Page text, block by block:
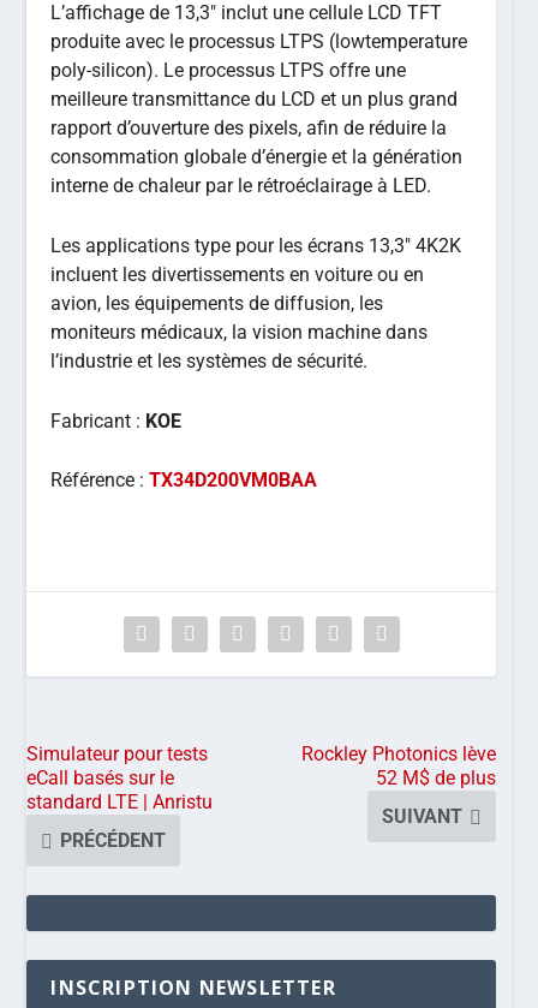
L’affichage de 13,3″ inclut une cellule LCD TFT
produite avec le processus LTPS (lowtemperature
poly-silicon). Le processus LTPS offre une
meilleure transmittance du LCD et un plus grand
rapport d’ouverture des pixels, afin de réduire la
consommation globale d’énergie et la génération
interne de chaleur par le rétroéclairage à LED.
Les applications type pour les écrans 13,3″ 4K2K
incluent les divertissements en voiture ou en
avion, les équipements de diffusion, les
moniteurs médicaux, la vision machine dans
l’industrie et les systèmes de sécurité.
Fabricant : KOE
Référence :TX34D200VM0BAA
Simulateur pour tests
eCall basés sur le
standard LTE | Anristu
PRÉCÉDENT
Rockley Photonics lève
52 M$ de plus
SUIVANT
INSCRIPTION NEWSLETTER